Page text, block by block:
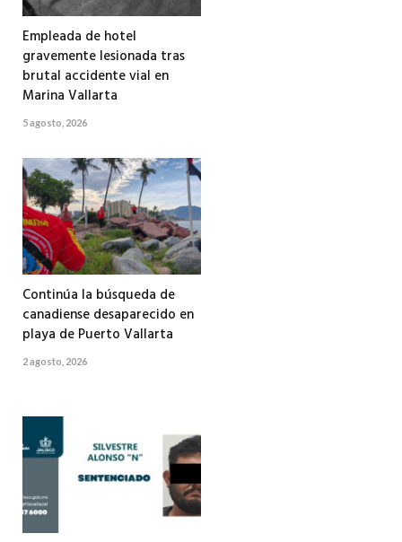
Empleada de hotel
gravemente lesionada tras
brutal accidente vial en
Marina Vallarta
5 agosto, 2026
Continúa la búsqueda de
canadiense desaparecido en
playa de Puerto Vallarta
2 agosto, 2026